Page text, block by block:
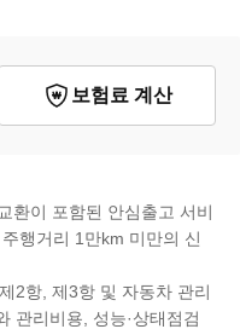
보험료 계산
환이 포함된 안심출고 서비
행거리 1만km 미만의 신
2항, 제3항 및 자동차 관리
관리비용, 성능·상태점검